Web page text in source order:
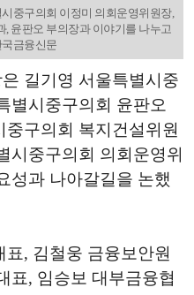
중구의회 이정미 의회운영위원장,
윤판오 부의장과 이야기를 나누고
금융신문
길기영 서울특별시중
별시중구의회 윤판오
구의회 복지건설위원
시중구의회 의회운영위
성과 나아갈길을 논했
, 김철웅 금융보안원
표, 임승보 대부금융협